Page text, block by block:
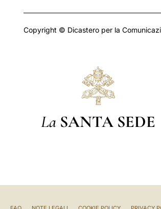
Copyright © Dicastero per la
La SANTA SEDE